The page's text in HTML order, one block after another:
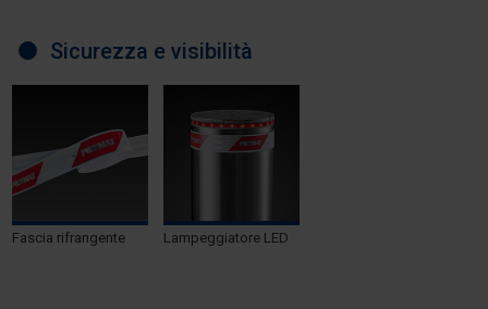
Sicurezza e visibilità
Fascia rifrangente Lampeggiatore LED